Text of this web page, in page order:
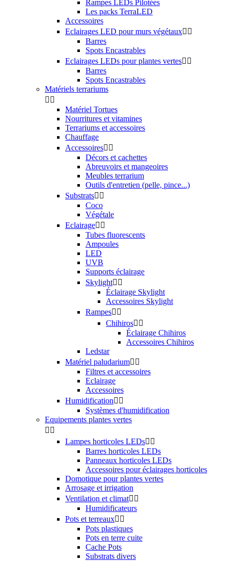
Rampes LEDs Pilotées
Les packs TerraLED
Accessoires
Eclairages LED pour murs végétaux 
Barres
Spots Encastrables
Eclairages LEDs pour plantes vertes 
Barres
Spots Encastrables
Matériels terrariums
 
Matériel Tortues
Nourritures et vitamines
Terrariums et accessoires
Chauffage
Accessoires 
Décors et cachettes
Abreuvoirs et mangeoires
Meubles terrarium
Outils d'entretien (pelle, pince...)
Substrats 
Coco
Végétale
Eclairage 
Tubes fluorescents
Ampoules
LED
UVB
Supports éclairage
Skylight 
Éclairage Skylight
Accessoires Skylight
Rampes 
Chihiros 
Éclairage Chihiros
Accessoires Chihiros
Ledstar
Matériel paludarium 
Filtres et accessoires
Eclairage
Accessoires
Humidification 
Systèmes d'humidification
Equipements plantes vertes
 
Lampes horticoles LEDs 
Barres horticoles LEDs
Panneaux horticoles LEDs
Accessoires pour éclairages horticoles
Domotique pour plantes vertes
Arrosage et irrigation
Ventilation et climat 
Humidificateurs
Pots et terreaux 
Pots plastiques
Pots en terre cuite
Cache Pots
Substrats divers